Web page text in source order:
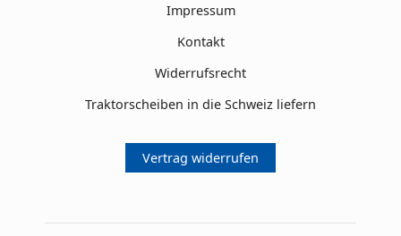
Impressum
Kontakt
Widerrufsrecht
Traktorscheiben in die Schweiz liefern
Vertrag widerrufen